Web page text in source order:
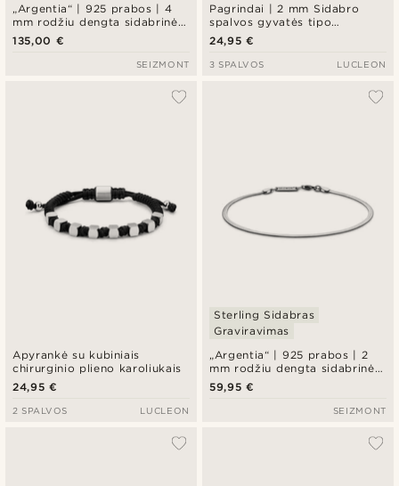
„Argentia“ | 925 prabos | 4
mm rodžiu dengta sidabrinė
„Curb“ apyrankė
135,00 €
SEIZMONT
Pagrindai | 2 mm Sidabro
spalvos gyvatės tipo
apyrankė
24,95 €
3 SPALVOS LUCLEON
Apyrankė su kubiniais
chirurginio plieno karoliukais
24,95 €
2 SPALVOS LUCLEON
„Argentia“ | 925 prabos | 2
mm rodžiu dengta sidabrinė
„Herringbone“ apyrankė
Sterling Sidabras
Graviravimas
59,95 €
SEIZMONT